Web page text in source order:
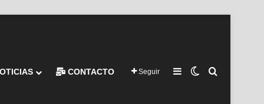
CONTACTO Seguir Barra lateral
Switch skin